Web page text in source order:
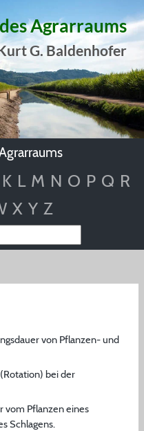
Agrarraums
G. Baldenhofer
K L M N O P Q R
X Y Z
von Pflanzen- und
bei der
vom Pflanzen eines
Schlagens.